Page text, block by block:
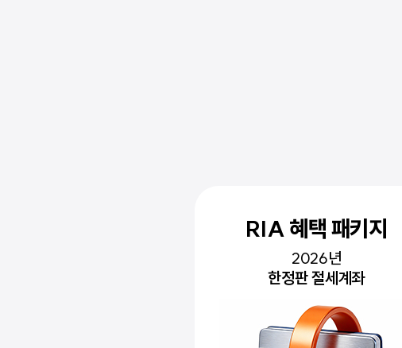
절세 파트너 ISA
세금/수수료 아껴주는
종합 자산관리 계좌